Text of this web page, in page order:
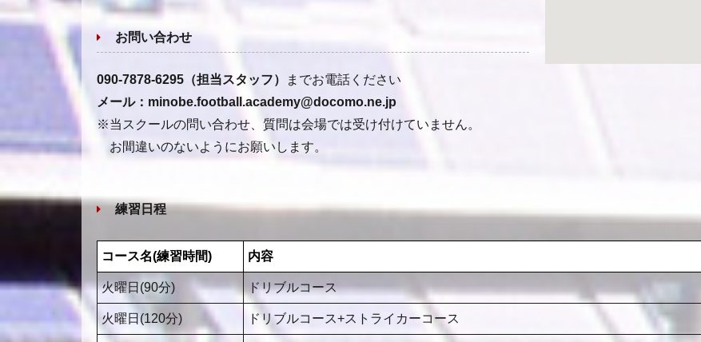
お問い合わせ
090-7878-6295（担当スタッフ）
までお電話ください
メール：minobe.football.academy@docomo.ne.jp
※当スクールの問い合わせ、質問は会場では受け付けていません。
お間違いのないようにお願いします。
練習日程
コース名(練習時間) 内容
火曜日(90分) ドリブルコース
火曜日(120分) ドリブルコース+ストライカーコース